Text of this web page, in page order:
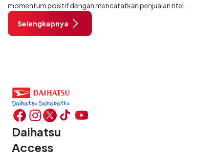
momentum positif dengan mencatatkan penjualan ritel
sebanyak 12.750 unit pada Juli 2026. Capaian tersebut tumbuh
13,6% dibandingkan periode yang sama tahun lalu sebanyak
11.220 unit, dan tetap stabil dibandingkan bulan Juni 2026 lalu.
Selengkapnya
Daihatsu
Access